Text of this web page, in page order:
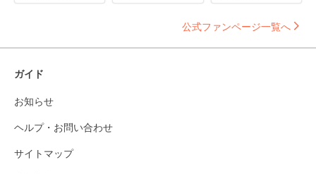
公式ファンページ一覧へ
ガイド
お知らせ
ヘルプ・お問い合わせ
サイトマップ